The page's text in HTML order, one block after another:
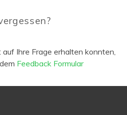
Ihre Frage erhalten konnten,
Feedback Formular